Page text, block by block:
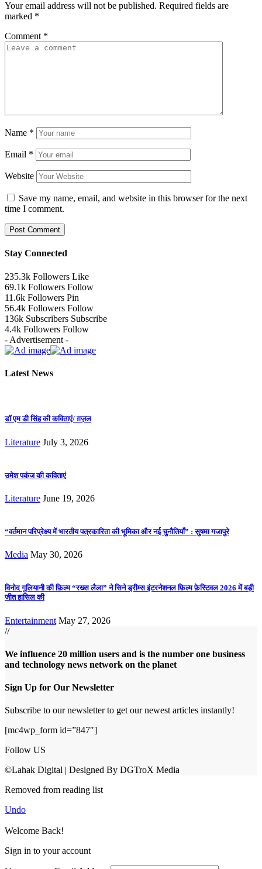
Your email address will not be published. Required fields are
marked *
Comment *
Name *
Email *
Website
Save my name, email, and website in this browser for the next
time I comment.
Stay Connected
235.3k Followers Like
69.1k Followers Follow
11.6k Followers Pin
56.4k Followers Follow
136k Subscribers Subscribe
4.4k Followers Follow
- Advertisement -
Latest News
डॉ एम डी सिंह की कविताएं/ ग़ज़ल
Literature July 3, 2026
उमेश पकंज की कविताएं
Literature June 19, 2026
“वर्तमान परिप्रेक्ष्य में भारतीय पत्रकारिता की भूमिका और नई चुनौतियाँ” : सुषमा गजापुरे
Media May 30, 2026
विनोद गुलियानी की फ़िल्म “रख्स लैला” ने सिने ड्रीम्स इंटरनेशनल फ़िल्म फ़ेस्टिवल 2026 में बड़ी
जीत हासिल की
Entertainment May 27, 2026
//
We influence 20 million users and is the number one business
and technology news network on the planet
Sign Up for Our Newsletter
Subscribe to our newsletter to get our newest articles instantly!
[mc4wp_form id=”847″]
Follow US
©Lahak Digital | Designed By DGTroX Media
Removed from reading list
Undo
Welcome Back!
Sign in to your account